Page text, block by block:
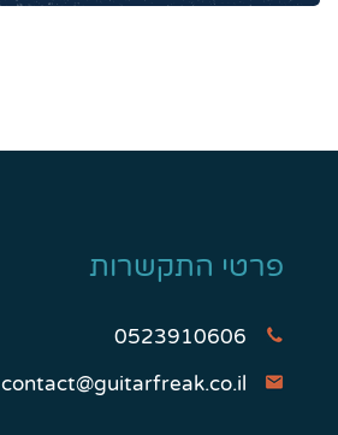
פרטי התקשרות
0523910606
contact@guitarfreak.co.il